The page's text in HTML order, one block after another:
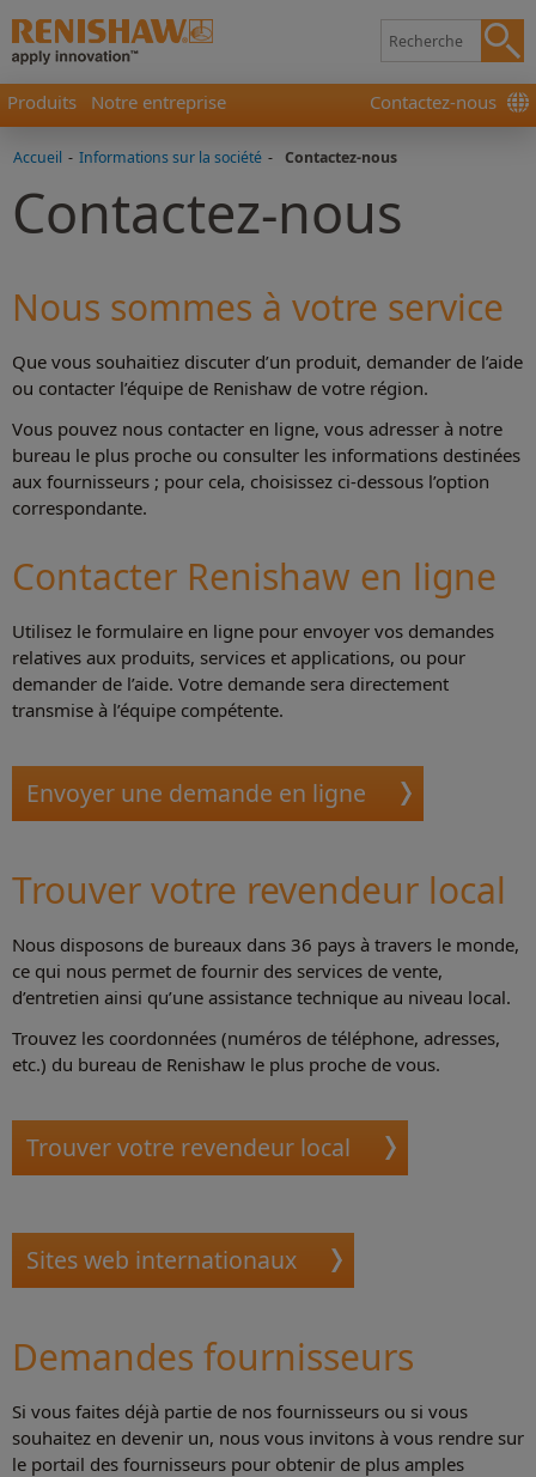
Produits Notre entreprise Contactez-nous
Accueil - Informations sur la société - Contactez-nous
Contactez-nous
Nous sommes à votre service
Que vous souhaitiez discuter d’un produit, demander de l’aide
ou contacter l’équipe de Renishaw de votre région.
Vous pouvez nous contacter en ligne, vous adresser à notre
bureau le plus proche ou consulter les informations destinées
aux fournisseurs ; pour cela, choisissez ci-dessous l’option
correspondante.
Contacter Renishaw en ligne
Utilisez le formulaire en ligne pour envoyer vos demandes
relatives aux produits, services et applications, ou pour
demander de l’aide. Votre demande sera directement
transmise à l’équipe compétente.
Envoyer une demande en ligne
Trouver votre revendeur local
Nous disposons de bureaux dans 36 pays à travers le monde,
ce qui nous permet de fournir des services de vente,
d’entretien ainsi qu’une assistance technique au niveau local.
Trouvez les coordonnées (numéros de téléphone, adresses,
etc.) du bureau de Renishaw le plus proche de vous.
Trouver votre revendeur local
Sites web internationaux
Demandes fournisseurs
Si vous faites déjà partie de nos fournisseurs ou si vous
souhaitez en devenir un, nous vous invitons à vous rendre sur
le portail des fournisseurs pour obtenir de plus amples